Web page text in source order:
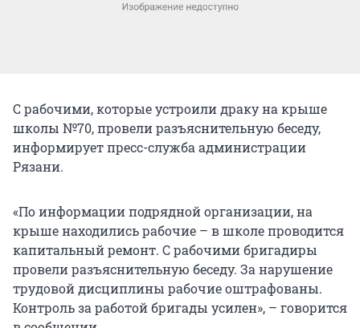
С рабочими, которые устроили драку на крыше
школы №70, провели разъяснительную беседу,
информирует пресс-служба администрации
Рязани.
«По информации подрядной организации, на
крыше находились рабочие – в школе проводится
капитальный ремонт. С рабочими бригадиры
провели разъяснительную беседу. За нарушение
трудовой дисциплины рабочие оштрафованы.
Контроль за работой бригады усилен», – говорится